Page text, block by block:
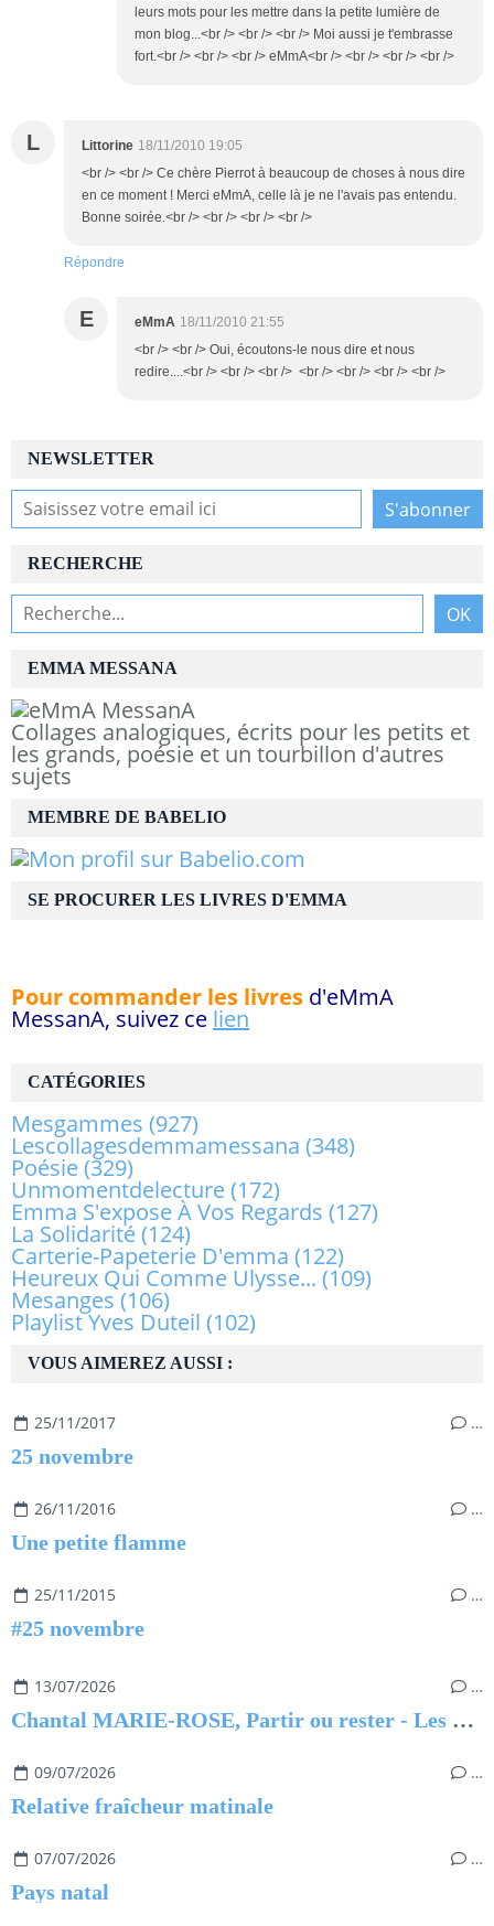
leurs mots pour les mettre dans la petite lumière de
mon blog...<br /> <br /> <br /> Moi aussi je t'embrasse
fort.<br /> <br /> <br /> eMmA<br /> <br /> <br /> <br />
L Littorine 18/11/2010 19:05
<br /> <br /> Ce chère Pierrot à beaucoup de choses à nous dire
en ce moment ! Merci eMmA, celle là je ne l'avais pas entendu.
Bonne soirée.<br /> <br /> <br /> <br />
Répondre
E eMmA 18/11/2010 21:55
<br /> <br /> Oui, écoutons-le nous dire et nous
redire....<br /> <br /> <br /> <br /> <br /> <br /> <br />
NEWSLETTER
RECHERCHE
EMMA MESSANA
Collages analogiques, écrits pour les petits et
les grands, poésie et un tourbillon d'autres
sujets
VOUS AIMEREZ AUSSI :
25/11/2017 …
25 novembre
26/11/2016 …
Une petite flamme
25/11/2015 …
#25 novembre
13/07/2026 …
Chantal MARIE-ROSE, Partir ou rester - Les clés pour évoluer professionnellement sans regret
09/07/2026 …
Relative fraîcheur matinale
07/07/2026 …
Pays natal
CATÉGORIES
Mesgammes (927)
Lescollagesdemmamessana (348)
Poésie(329)
Unmomentdelecture(172)
Emma S'expose À Vos Regards (127)
La Solidarité(124)
Carterie-Papeterie D'emma (122)
Heureux Qui Comme Ulysse... (109)
Mesanges (106)
Playlist Yves Duteil (102)
MEMBRE DE BABELIO
SE PROCURER LES LIVRES D'EMMA
Pour commander les livres d'eMmA
MessanA, suivez ce lien